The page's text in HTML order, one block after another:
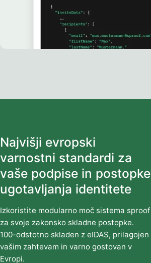
Najvišji evropski
varnostni standardi za
vaše podpise in postopke
ugotavljanja identitete
Izkoristite modularno moč sistema sproof
za svoje zakonsko skladne postopke.
100-odstotno skladen z eIDAS, prilagojen
vašim zahtevam in varno gostovan v
Evropi.